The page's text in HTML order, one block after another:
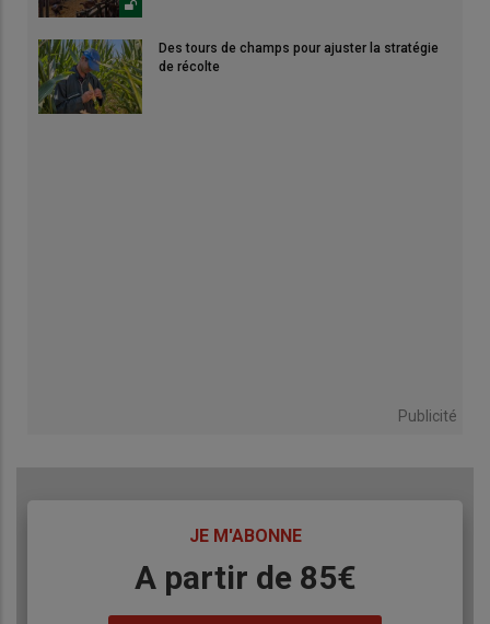
Des tours de champs pour ajuster la stratégie
de récolte
Publicité
JE M'ABONNE
A partir de 85€